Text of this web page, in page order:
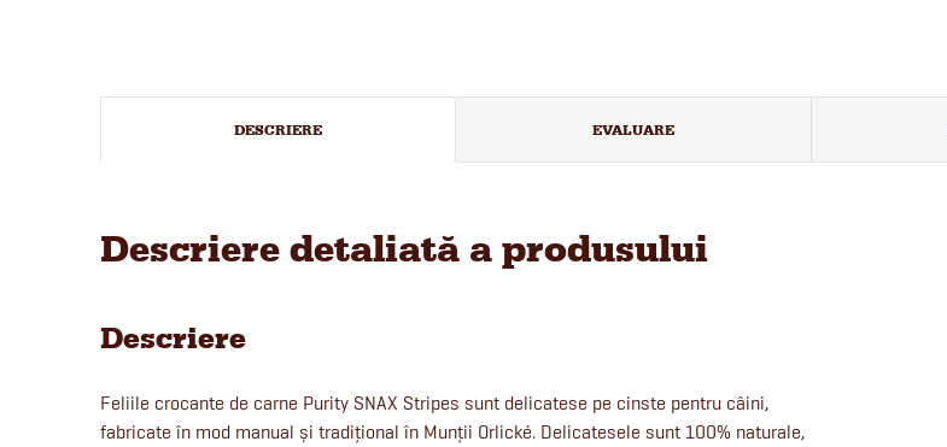
DESCRIERE EVALUARE
Descriere detaliată a produsului
Descriere
Feliile crocante de carne Purity SNAX Stripes sunt delicatese pe cinste pentru câini,
fabricate în mod manual și tradițional în Munții Orlické. Delicatesele sunt 100% naturale,